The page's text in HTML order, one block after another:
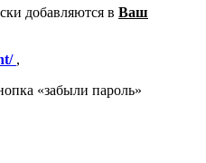
добавляются в Ваш
,
«забыли пароль»